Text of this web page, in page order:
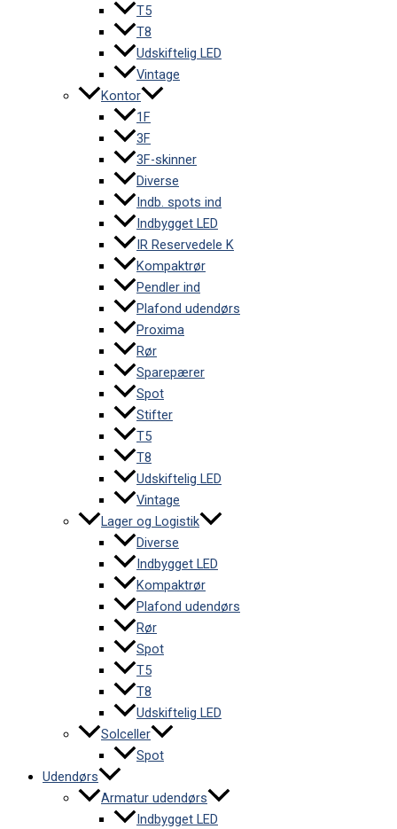
T5
T8
Udskiftelig LED
Vintage
Kontor
1F
3F
3F-skinner
Diverse
Indb. spots ind
Indbygget LED
IR Reservedele K
Kompaktrør
Pendler ind
Plafond udendørs
Proxima
Rør
Sparepærer
Spot
Stifter
T5
T8
Udskiftelig LED
Vintage
Lager og Logistik
Diverse
Indbygget LED
Kompaktrør
Plafond udendørs
Rør
Spot
T5
T8
Udskiftelig LED
Solceller
Spot
Udendørs
Armatur udendørs
Indbygget LED